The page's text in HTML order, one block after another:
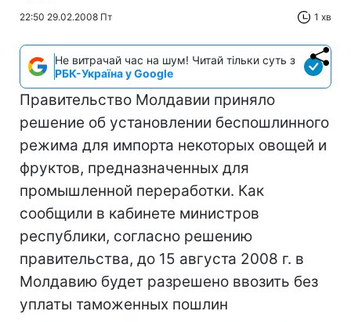
22:50 29.02.2008 Пт 1 хв
Не витрачай час на шум! Читай тільки суть з
РБК-Україна у Google
Правительство Молдавии приняло
решение об установлении беспошлинного
режима для импорта некоторых овощей и
фруктов, предназначенных для
промышленной переработки. Как
сообщили в кабинете министров
республики, согласно решению
правительства, до 15 августа 2008 г. в
Молдавию будет разрешено ввозить без
уплаты таможенных пошлин